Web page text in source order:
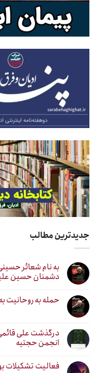
جدیدترین مطالب
به نام شعائر
دشمنان حسین
حمله به روحانیت
درگذشت علی قائمی
انجمن حجتیه
فعالیت تشکیلات